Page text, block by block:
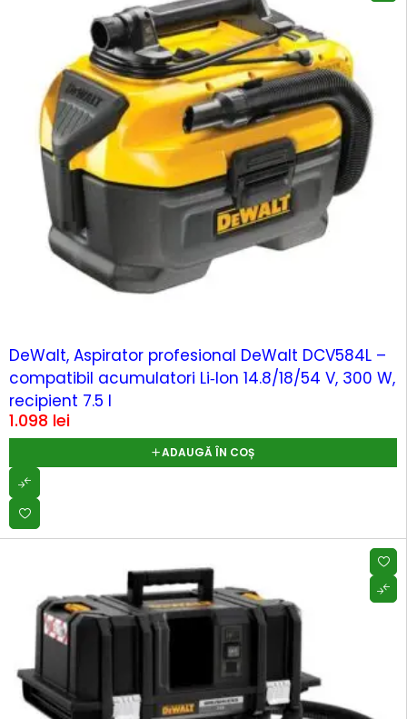
DeWalt, Aspirator profesional DeWalt DCV584L –
compatibil acumulatori Li‑Ion 14.8/18/54 V, 300 W,
recipient 7.5 l
1.098 lei
ADAUGĂ ÎN COȘ